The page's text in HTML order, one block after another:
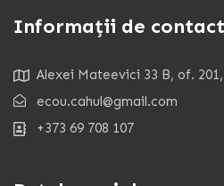
Informații de contact
Alexei Mateevici 33 B, of.
ecou.cahul@gmail.com
+373 69 708 107